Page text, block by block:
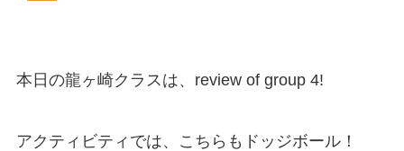
本日の龍ヶ崎クラスは、review of group 4!
アクティビティでは、こちらもドッジボール！